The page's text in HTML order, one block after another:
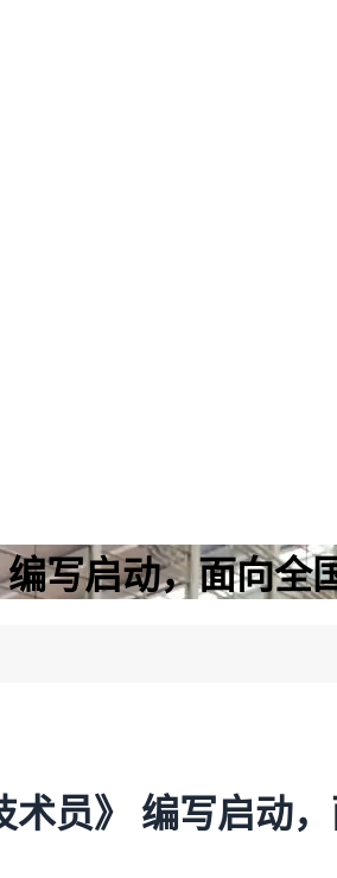
写启动，面向全
员》 编写启动